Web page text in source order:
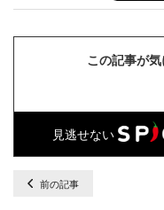
この記事が
見逃せない
前の記事